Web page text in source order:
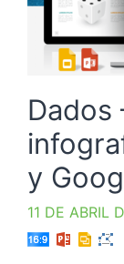
Dados
y
11 DE ABRIL